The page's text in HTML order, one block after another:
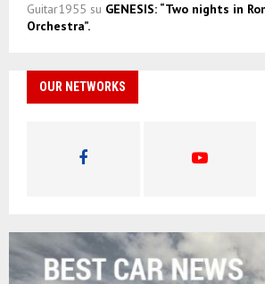
Guitar1955 su GENESIS: “Two nights in
Orchestra”.
OUR NETWORKS